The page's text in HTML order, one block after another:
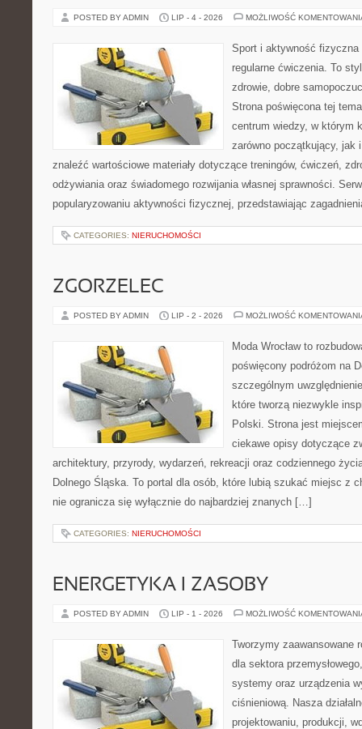
POSTED BY ADMIN LIP - 4 - 2026 MOŻLIWOŚĆ
Sport i aktywność
regularne ćwiczenia. To
zdrowie, dobre
Strona poświęcona tej
centrum wiedzy, w którym
zarówno początkujący, jak
znaleźć wartościowe materiały dotyczące treningów, ćwiczeń,
odżywiania oraz świadomego rozwijania własnej sprawności.
popularyzowaniu aktywności fizycznej, przedstawiając
CATEGORIES: NIERUCHOMOŚCI
ZGORZELEC
POSTED BY ADMIN LIP - 2 - 2026 MOŻLIWOŚĆ
Moda Wrocław to
poświęcony podróżom na
szczególnym
które tworzą niezwykle
Polski. Strona jest
ciekawe opisy dotyczące
architektury, przyrody, wydarzeń, rekreacji oraz codziennego
Dolnego Śląska. To portal dla osób, które lubią szukać miejsc z
nie ogranicza się wyłącznie do najbardziej znanych […]
CATEGORIES: NIERUCHOMOŚCI
ENERGETYKA I ZASOBY
POSTED BY ADMIN LIP - 1 - 2026 MOŻLIWOŚĆ
Tworzymy zaawansowane
dla sektora
systemy oraz urządzenia
ciśnieniową. Nasza
projektowaniu, produkcji,